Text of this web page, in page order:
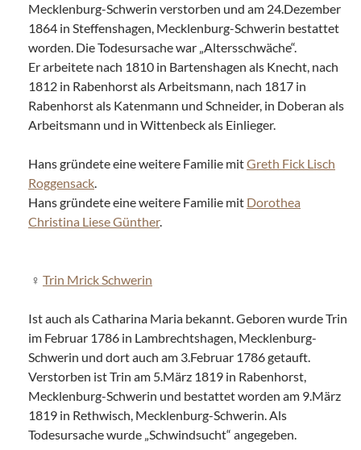
Mecklenburg-Schwerin verstorben und am 24.Dezember
1864 in Steffenshagen, Mecklenburg-Schwerin bestattet
worden. Die Todesursache war „Altersschwäche“.
Er arbeitete nach 1810 in Bartenshagen als Knecht, nach
1812 in Rabenhorst als Arbeitsmann, nach 1817 in
Rabenhorst als Katenmann und Schneider, in Doberan als
Arbeitsmann und in Wittenbeck als Einlieger.
Hans gründete eine weitere Familie mitGreth Fick Lisch
Roggensack.
Hans gründete eine weitere Familie mit Dorothea
Christina Liese Günther.
Trin Mrick Schwerin
Ist auch als Catharina Maria bekannt. Geboren wurde Trin
im Februar 1786 in Lambrechtshagen, Mecklenburg-
Schwerin und dort auch am 3.Februar 1786 getauft.
Verstorben ist Trin am 5.März 1819 in Rabenhorst,
Mecklenburg-Schwerin und bestattet worden am 9.März
1819 in Rethwisch, Mecklenburg-Schwerin. Als
Todesursache wurde „Schwindsucht“ angegeben.